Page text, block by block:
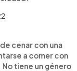
cenar con una
a comer con
No tiene un género